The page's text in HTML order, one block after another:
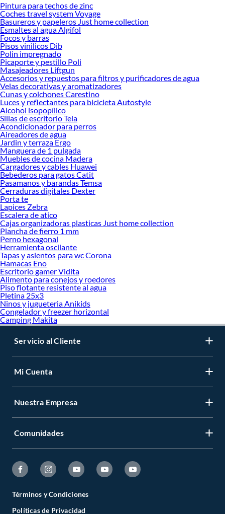
Desde remodelaciones hasta proyectos de decoración, estamos aquí para hacer
tus ideas realidad. ¡Visítanos y encuentra todo lo que tenemos para ofrecerte en
Cunas!
Explora la variedad de productos de Cunas en Sodimac
Herramientas, materiales y accesorios de calidad para tus proyectos y
renovación de espacios. ¡Visítanos y descubre todo lo que tenemos para
ofrecerte!
Encuentra una amplia variedad de productos de Cunas en Sodimac. Encuentra
todo lo necesario para tus proyectos de renovación y decoración. ¡Visítanos y
haz tus ideas realidad!
Pintura para techos de zinc
Coches travel system Voyage
Basureros y papeleros Just home collection
Esmaltes al agua Algifol
Focos y barras
Pisos vinilicos Dib
Polin impregnado
Picaporte y pestillo Poli
Masajeadores Liftgun
Accesorios y repuestos para filtros y purificadores de agua
Velas decorativas y aromatizadores
Cunas y colchones Carestino
Luces y reflectantes para bicicleta Autostyle
Alcohol isopopílico
Sillas de escritorio Tela
Acondicionador para perros
Aireadores de agua
Jardin y terraza Ergo
Manguera de 1 pulgada
Muebles de cocina Madera
Cargadores y cables Huawei
Bebederos para gatos Catit
Pasamanos y barandas Temsa
Cerraduras digitales Dexter
Porta te
Lapices Zebra
Escalera de atico
Cajas organizadoras plasticas Just home collection
Plancha de fierro 1 mm
Perno hexagonal
Herramienta oscilante
Tapas y asientos para wc Corona
Hamacas Eno
Escritorio gamer Vidita
Alimento para conejos y roedores
Piso flotante resistente al agua
Pletina 25x3
Ninos y jugueteria Anikids
Congelador y freezer horizontal
Camping Makita
Servicio al Cliente
Mi Cuenta
Nuestra Empresa
Comunidades
Términos y Condiciones
Políticas de Privacidad